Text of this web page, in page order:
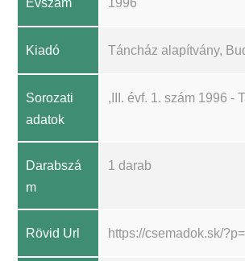
Évszám 1996
Kiadó Táncház alapítvány,
Sorozati
adatok
,III. évf. 1. szám 1996 -
Darabszá
m
1 darab
Rövid Url https://csemadok.sk/